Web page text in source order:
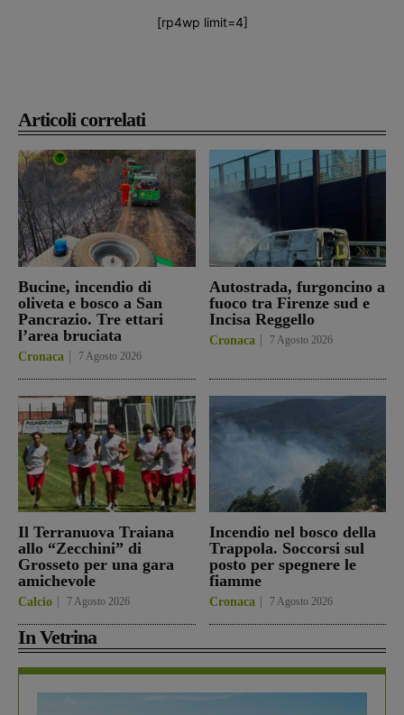
Articoli correlati
Bucine, incendio di
oliveta e bosco a San
Pancrazio. Tre ettari
l’area bruciata
Cronaca 7 Agosto 2026
Autostrada, furgoncino a
fuoco tra Firenze sud e
Incisa Reggello
Cronaca 7 Agosto 2026
Il Terranuova Traiana
allo “Zecchini” di
Grosseto per una gara
amichevole
Calcio 7 Agosto 2026
Incendio nel bosco della
Trappola. Soccorsi sul
posto per spegnere le
fiamme
Cronaca 7 Agosto 2026
In Vetrina
[rp4wp limit=4]